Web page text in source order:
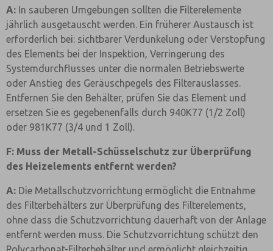
A: In sauberen Umgebungen sollten die Filterelemente
jährlich ausgetauscht werden. Ein früherer Austausch ist
erforderlich bei: sichtbarer Verdunkelung oder Verstopfung
des Elements bei der Inspektion, Verringerung des
Systemdurchflusses unter die normalen Betriebswerte
oder Anstieg des Geräuschpegels des Filterauslasses.
Entfernen Sie den Behälter, prüfen Sie das Element und
ersetzen Sie es gegebenenfalls durch 940K77 (1/2 Zoll)
oder 981K77 (3/4 und 1 Zoll).
F: Muss der Metall-Schüsselschutz zur Überprüfung
des Heizelements entfernt werden?
A: Die Metallschutzvorrichtung ermöglicht die Entnahme
des Filterbehälters zur Überprüfung des Filterelements,
ohne dass die Schutzvorrichtung dauerhaft von der Anlage
entfernt werden muss. Die Schutzvorrichtung schützt den